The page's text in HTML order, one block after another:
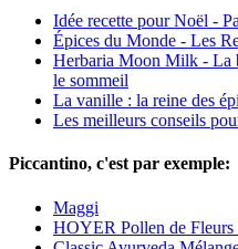
Idée recette pour Noël -
Épices du Monde - Les
Herbaria Moon Milk - La
le sommeil
La vanille : la reine des
Les meilleurs conseils
Piccantino, c'est par exemple:
Maggi
HOYER Pollen de Fleurs